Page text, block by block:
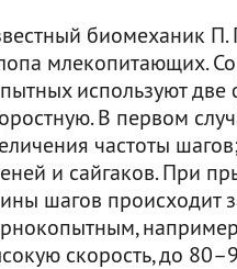
биомеханик
млекопитающих.
используют
В первом
частоты
и сайгаков. При
шагов происходит
скорость, до